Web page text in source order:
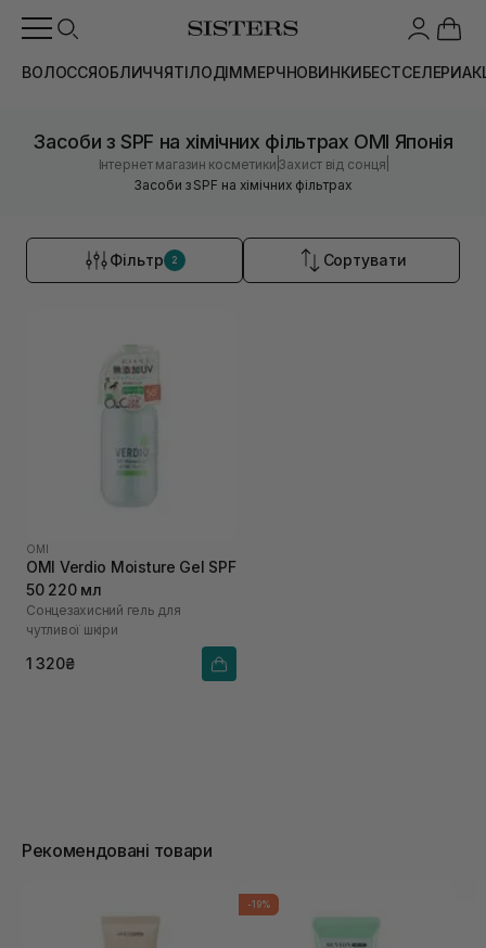
ВОЛОССЯОБЛИЧЧЯТІЛОДІММЕРЧНОВИНКИБЕСТСЕЛЕРИ
Засоби з SPF на хімічних фільтрах OMI Японія
Інтернет магазин косметики |Захист від сонця
Засоби з SPF на хімічних фільтрах
Фільтр 2 Сортувати
OMI
OMI Verdio Moisture Gel SPF
50 220 мл
Сонцезахисний гель для
чутливої шкіри
1 320₴
Рекомендовані товари
-19%